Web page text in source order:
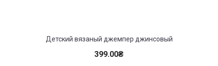
Детский вязаный джемпер джинсовый
399.00₴